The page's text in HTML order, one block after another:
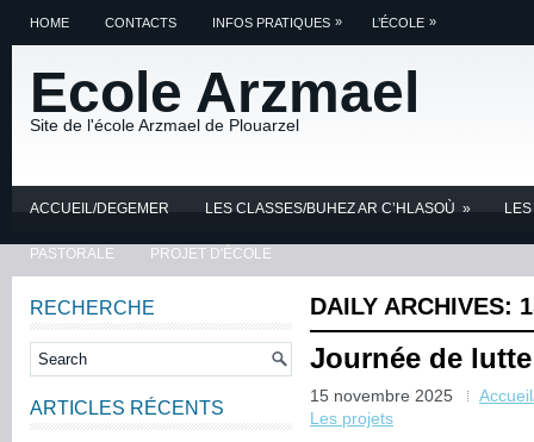
HOME CONTACTS INFOS PRATIQUES » L’ÉCOLE »
Ecole Arzmael
Site de l'école Arzmael de Plouarzel
ACCUEIL/DEGEMER LES CLASSES/BUHEZ AR C’HLASOÙ »
PASTORALE PROJET D'ÉCOLE
DAILY ARCHIVES:
Journée de
15 novembre 2025
Les projets
RECHERCHE
ARTICLES RÉCENTS